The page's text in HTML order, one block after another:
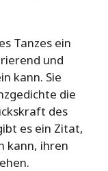
Tanzes ein
und
kann. Sie
die
des
es ein Zitat,
kann, ihren